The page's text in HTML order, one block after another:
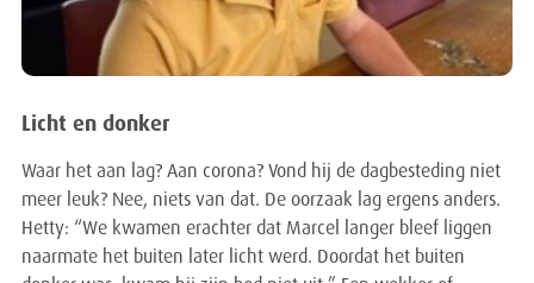
Licht en donker
Waar het aan lag? Aan corona? Vond hij de dagbesteding niet
meer leuk? Nee, niets van dat. De oorzaak lag ergens anders.
Hetty: “We kwamen erachter dat Marcel langer bleef liggen
naarmate het buiten later licht werd. Doordat het buiten